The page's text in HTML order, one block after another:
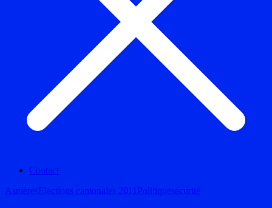
Contact
AsnièresElections cantonales 2011 Politiquesécurité